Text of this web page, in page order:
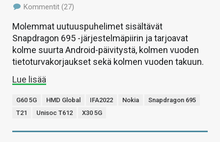
Kommentit (27)
Molemmat uutuuspuhelimet sisältävät
Snapdragon 695 -järjestelmäpiirin ja tarjoavat
kolme suurta Android-päivitystä, kolmen vuoden
tietoturvakorjaukset sekä kolmen vuoden takuun.
Lue lisää
G60 5G HMD Global IFA2022 Nokia
Snapdragon 695
T21
Unisoc T612 X30 5G